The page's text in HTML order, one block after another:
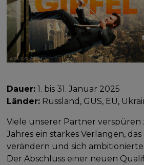
Dauer: 1. bis 31. Januar 2025
Länder: Russland, GUS, EU,
Viele unserer Partner verspüren
Jahres ein starkes Verlangen,
verändern und sich
Der Abschluss einer neuen